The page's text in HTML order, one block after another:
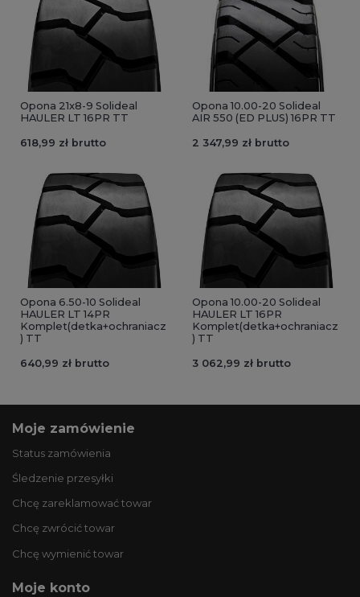
Opona 21x8-9 Solideal
HAULER LT 16PR TT
618,99 zł brutto
Opona 10.00-20 Solideal
AIR 550 (ED PLUS) 16PR TT
2 347,99 zł brutto
Opona 6.50-10 Solideal
HAULER LT 14PR
Komplet(detka+ochraniacz
) TT
640,99 zł brutto
Opona 10.00-20 Solideal
HAULER LT 16PR
Komplet(detka+ochraniacz
) TT
3 062,99 zł brutto
Moje zamówienie
Status zamówienia
Śledzenie przesyłki
Chcę zareklamować towar
Chcę zwrócić towar
Chcę wymienić towar
Moje konto